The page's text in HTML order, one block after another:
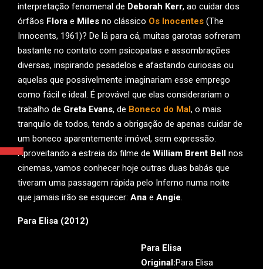
interpretação fenomenal de Deborah Kerr, ao cuidar dos
órfãos Flora e Miles no clássico Os Inocentes (The
Innocents, 1961)? De lá para cá, muitas garotas sofreram
bastante no contato com psicopatas e assombrações
diversas, inspirando pesadelos e afastando curiosas ou
aquelas que possivelmente imaginariam esse emprego
como fácil e ideal. É provável que elas considerariam o
trabalho de Greta Evans, de Boneco do Mal, o mais
tranquilo de todos, tendo a obrigação de apenas cuidar de
um boneco aparentemente imóvel, sem expressão.
Aproveitando a estreia do filme de William Brent Bell nos
cinemas, vamos conhecer hoje outras duas babás que
tiveram uma passagem rápida pelo Inferno numa noite
que jamais irão se esquecer: Ana e Angie.
Para Elisa (2012)
Para Elisa
Original:Para Elisa